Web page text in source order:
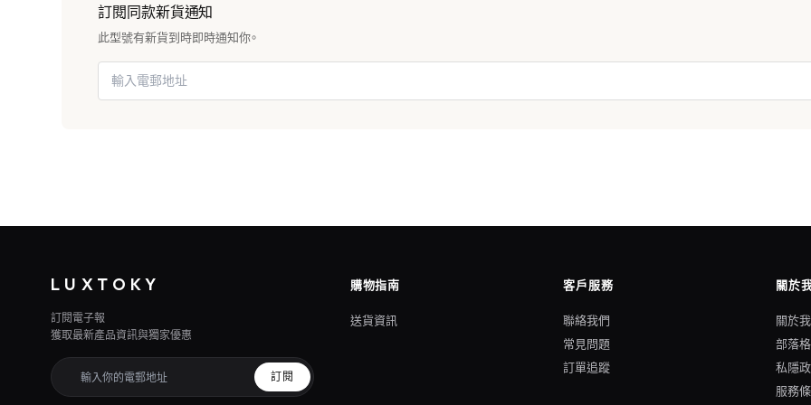
訂閱同款新貨通知
此型號有新貨到時即時通知你。
LUXTOKY
訂閱電子報
獲取最新產品資訊與獨家優惠
訂閱
購物指南
送貨資訊
客戶服務
聯絡我們
常見問題
訂單追蹤
關於
關於
部落格
私隱
服務